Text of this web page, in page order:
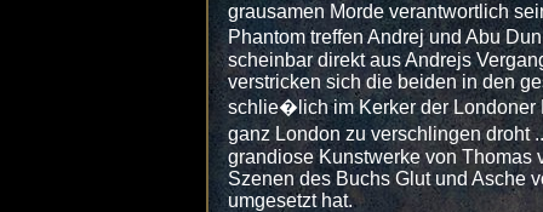
grausamen Morde verantwortlich
Phantom treffen Andrej und Abu
scheinbar direkt aus Andrejs
verstricken sich die beiden in den
schlie�lich im Kerker der Londoner
ganz London zu verschlingen
grandiose Kunstwerke von Thomas
Szenen des Buchs Glut und Asche
umgesetzt hat.